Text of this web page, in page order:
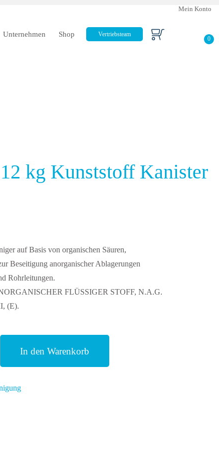
Mein Konto
Unternehmen Shop Vertriebsteam
0
kg Kunststoff Kanister
auf Basis von organischen Säuren,
Beseitigung anorganischer Ablagerungen
Rohrleitungen.
FLÜSSIGER STOFF, N.A.G.
(E).
In den Warenkorb